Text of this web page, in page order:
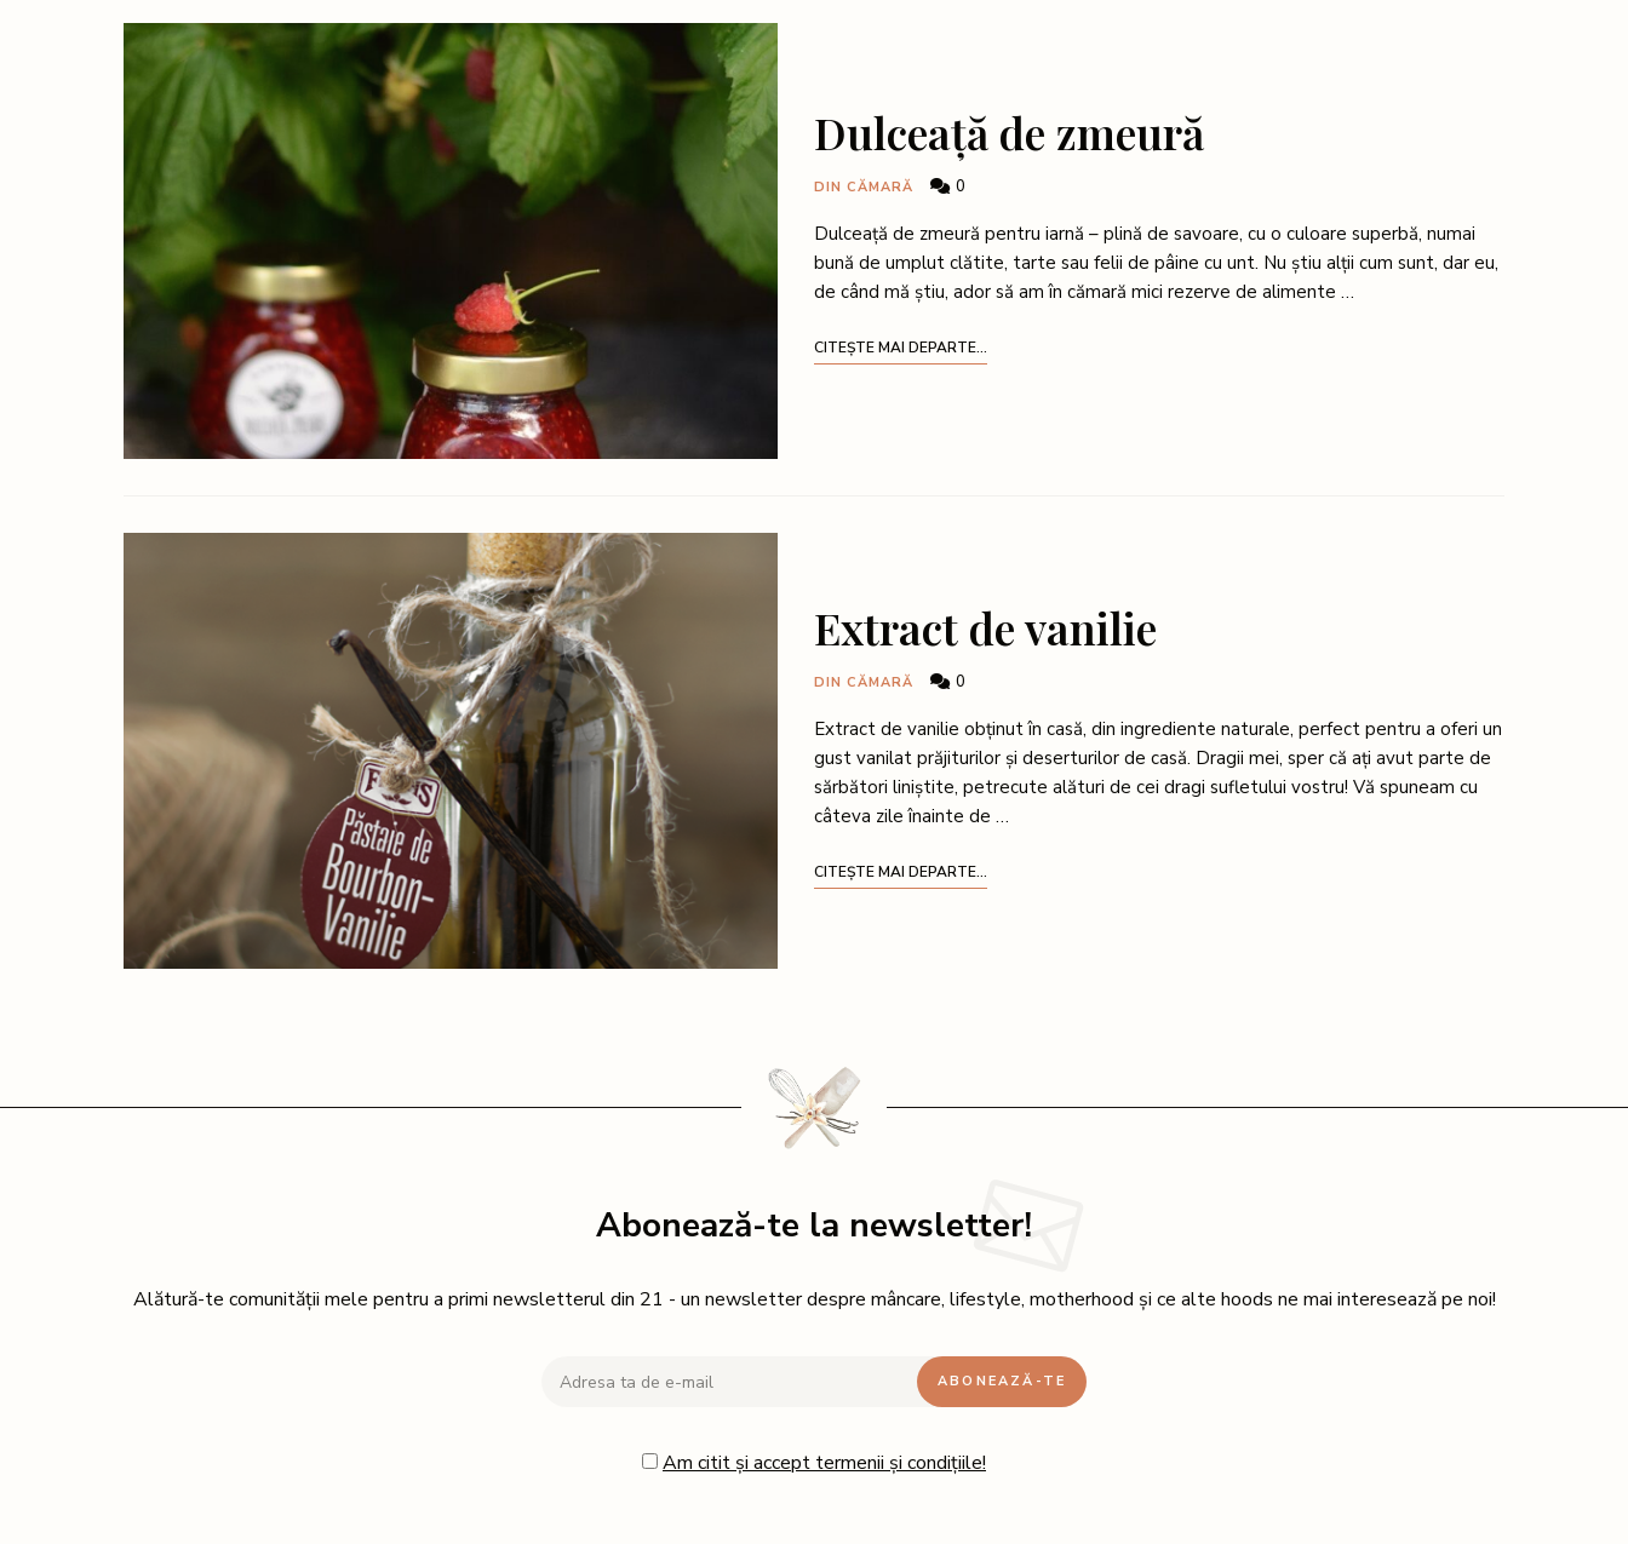
Dulceață de zmeură
DIN CĂMARĂ 0
Dulceață de zmeură pentru iarnă – plină de savoare, cu o culoare superbă, numai
bună de umplut clătite, tarte sau felii de pâine cu unt. Nu știu alții cum sunt, dar eu,
de când mă știu, ador să am în cămară mici rezerve de alimente …
CITEȘTE MAI DEPARTE...
Extract de vanilie
DIN CĂMARĂ 0
Extract de vanilie obținut în casă, din ingrediente naturale, perfect pentru a oferi un
gust vanilat prăjiturilor și deserturilor de casă. Dragii mei, sper că ați avut parte de
sărbători liniștite, petrecute alături de cei dragi sufletului vostru! Vă spuneam cu
câteva zile înainte de …
CITEȘTE MAI DEPARTE...
Abonează-te la newsletter!
Alătură-te comunității mele pentru a primi newsletterul din 21 - un newsletter despre mâncare, lifestyle, motherhood și ce alte hoods ne mai interesează pe noi!
Am citit și accept termenii și condițiile!